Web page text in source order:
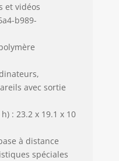
et vidéos
b989-
avec sortie
: 23.2 x 19.1 x 10
à distance
spéciales